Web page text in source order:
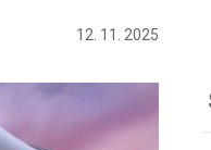
12. 11. 2025